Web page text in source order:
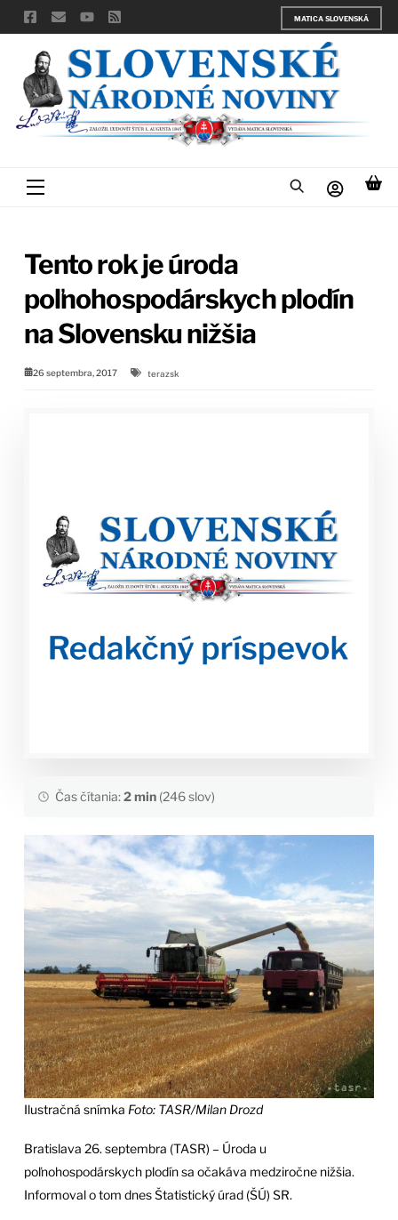
Skip
to
content
MATICA SLOVENSKÁ
Menu
Tento rok je úroda
poľnohospodárskych plodín
na Slovensku nižšia
26 septembra, 2017 terazsk
Čas čítania:2 min(246 slov)
Ilustračná snímka Foto: TASR/Milan Drozd
Bratislava 26. septembra (TASR) – Úroda u
poľnohospodárskych plodín sa očakáva medziročne nižšia.
Informoval o tom dnes Štatistický úrad (ŠÚ) SR.